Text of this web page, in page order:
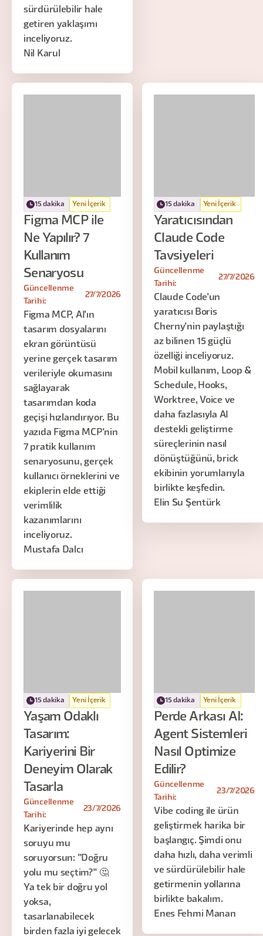
sürdürülebilir hale
getiren yaklaşımı
inceliyoruz.
Nil Karul
15 dakika Yeni İçerik
Figma MCP ile
Ne Yapılır? 7
Kullanım
Senaryosu
Güncellenme
Tarihi:
27/7/2026
Figma MCP, AI'ın
tasarım dosyalarını
ekran görüntüsü
yerine gerçek tasarım
verileriyle okumasını
sağlayarak
tasarımdan koda
geçişi hızlandırıyor. Bu
yazıda Figma MCP'nin
7 pratik kullanım
senaryosunu, gerçek
kullanıcı örneklerini ve
ekiplerin elde ettiği
verimlilik
kazanımlarını
inceliyoruz.
Mustafa Dalcı
15 dakika Yeni İçerik
Yaratıcısından
Claude Code
Tavsiyeleri
Güncellenme
Tarihi:
27/7/2026
Claude Code'un
yaratıcısı Boris
Cherny'nin paylaştığı
az bilinen 15 güçlü
özelliği inceliyoruz.
Mobil kullanım, Loop &
Schedule, Hooks,
Worktree, Voice ve
daha fazlasıyla AI
destekli geliştirme
süreçlerinin nasıl
dönüştüğünü, brick
ekibinin yorumlarıyla
birlikte keşfedin.
Elin Su Şentürk
15 dakika Yeni İçerik
Yaşam Odaklı
Tasarım:
Kariyerini Bir
Deneyim Olarak
Tasarla
Güncellenme
Tarihi:
23/7/2026
Kariyerinde hep aynı
soruyu mu
soruyorsun: "Doğru
yolu mu seçtim?" 🤔
Ya tek bir doğru yol
yoksa,
tasarlanabilecek
birden fazla iyi gelecek
15 dakika Yeni İçerik
Perde Arkası AI:
Agent Sistemleri
Nasıl Optimize
Edilir?
Güncellenme
Tarihi:
23/7/2026
Vibe coding ile ürün
geliştirmek harika bir
başlangıç. Şimdi onu
daha hızlı, daha verimli
ve sürdürülebilir hale
getirmenin yollarına
birlikte bakalım.
Enes Fehmi Manan